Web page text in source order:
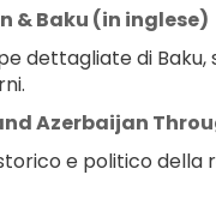
& Baku (in inglese)
dettagliate di
Azerbaijan
e politico